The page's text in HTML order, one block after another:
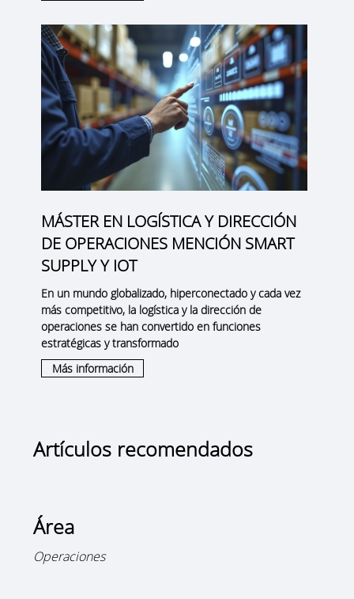
MÁSTER EN LOGÍSTICA Y DIRECCIÓN
DE OPERACIONES MENCIÓN SMART
SUPPLY Y IOT
En un mundo globalizado, hiperconectado y cada vez
más competitivo, la logística y la dirección de
operaciones se han convertido en funciones
estratégicas y transformado
Más información
Artículos recomendados
Área
Operaciones